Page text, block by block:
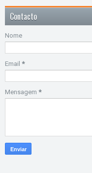
Contacto
Nome
Email *
Mensagem *